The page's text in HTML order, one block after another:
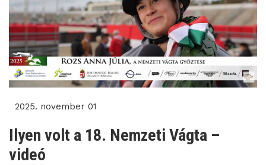
2025. november 01
Ilyen volt a 18. Nemzeti Vágta –
videó